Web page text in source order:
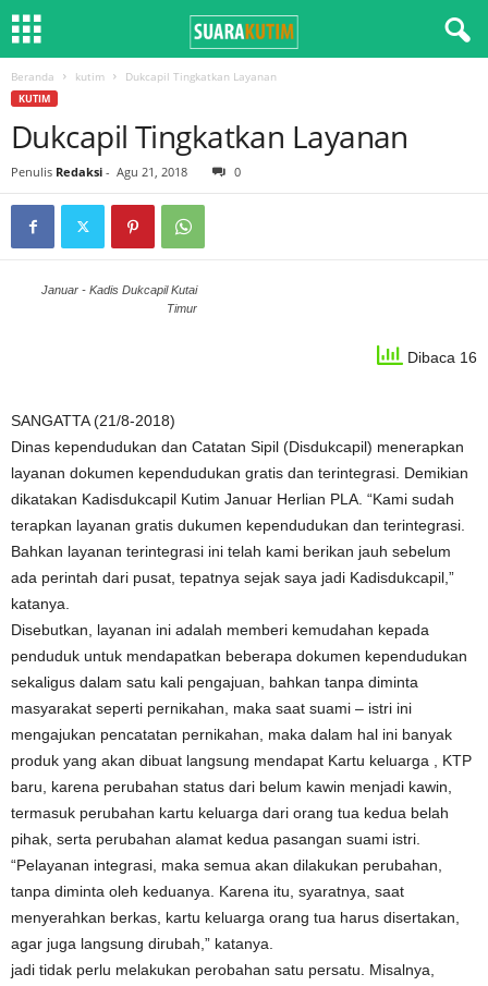
Beranda kutim Dukcapil Tingkatkan Layanan
KUTIM
Dukcapil Tingkatkan Layanan
Penulis Redaksi - Agu 21, 2018 0
Januar - Kadis Dukcapil Kutai
Timur
Dibaca 16
SANGATTA (21/8-2018)
Dinas kependudukan dan Catatan Sipil (Disdukcapil) menerapkan
layanan dokumen kependudukan gratis dan terintegrasi. Demikian
dikatakan Kadisdukcapil Kutim Januar Herlian PLA. “Kami sudah
terapkan layanan gratis dukumen kependudukan dan terintegrasi.
Bahkan layanan terintegrasi ini telah kami berikan jauh sebelum
ada perintah dari pusat, tepatnya sejak saya jadi Kadisdukcapil,”
katanya.
Disebutkan, layanan ini adalah memberi kemudahan kepada
penduduk untuk mendapatkan beberapa dokumen kependudukan
sekaligus dalam satu kali pengajuan, bahkan tanpa diminta
masyarakat seperti pernikahan, maka saat suami – istri ini
mengajukan pencatatan pernikahan, maka dalam hal ini banyak
produk yang akan dibuat langsung mendapat Kartu keluarga , KTP
baru, karena perubahan status dari belum kawin menjadi kawin,
termasuk perubahan kartu keluarga dari orang tua kedua belah
pihak, serta perubahan alamat kedua pasangan suami istri.
“Pelayanan integrasi, maka semua akan dilakukan perubahan,
tanpa diminta oleh keduanya. Karena itu, syaratnya, saat
menyerahkan berkas, kartu keluarga orang tua harus disertakan,
agar juga langsung dirubah,” katanya.
jadi tidak perlu melakukan perobahan satu persatu. Misalnya,